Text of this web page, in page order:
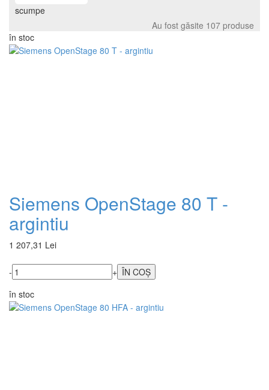
scumpe
Au fost găsite 107 produse
în stoc
Siemens OpenStage 80 T -
argintiu
1 207,31 Lei
-
+
în stoc